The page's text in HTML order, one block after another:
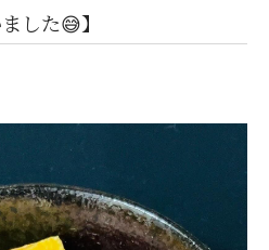
した😅】